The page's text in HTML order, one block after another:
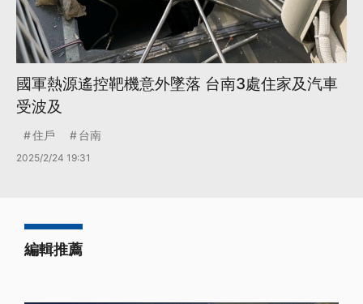
國軍熱源遙控靶機意外墜落 台南3處住家及汽車
受波及
住戶 台南
2025/2/24 19:31
編輯推薦